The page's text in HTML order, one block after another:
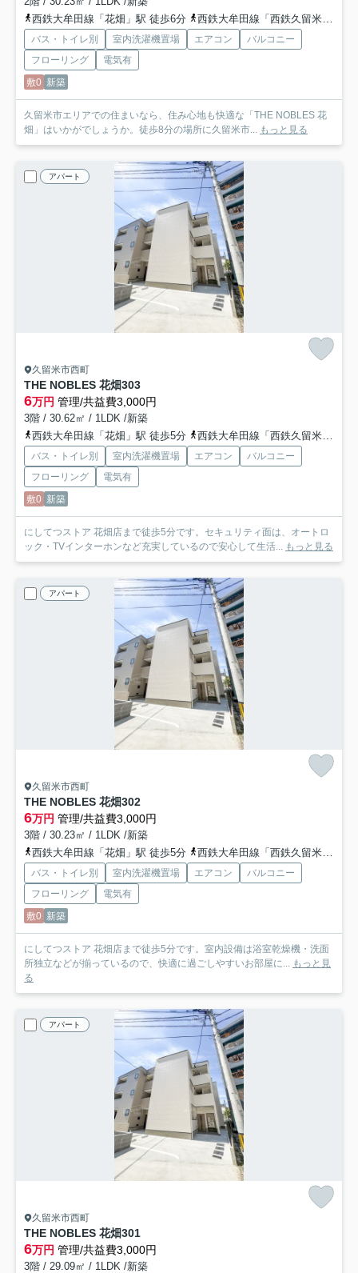
西鉄大牟田線「花畑」駅 徒歩6分
西鉄大牟田線「西鉄久留米」駅 徒歩10分
バス・トイレ別 室内洗濯機置場 エアコン
バルコニー
フローリング
電気有
敷0 新築
久留米市エリアでの住まいなら、住み心地も快適な「THE NOBLES 花
畑」はいかがでしょうか。徒歩8分の場所に久留米市...
もっと見る
アパート
久留米市西町
THE NOBLES 花畑303
6万円 管理/共益費3,000円
3階 / 30.62㎡ / 1LDK /新築
西鉄大牟田線「花畑」駅 徒歩5分
西鉄大牟田線「西鉄久留米」駅 徒歩10分
バス・トイレ別 室内洗濯機置場 エアコン
バルコニー
フローリング
電気有
敷0 新築
にしてつストア 花畑店まで徒歩5分です。セキュリティ面は、オートロ
ック・TVインターホンなど充実しているので安心して生活...
もっと見る
アパート
久留米市西町
THE NOBLES 花畑302
6万円 管理/共益費3,000円
3階 / 30.23㎡ / 1LDK /新築
西鉄大牟田線「花畑」駅 徒歩5分
西鉄大牟田線「西鉄久留米」駅 徒歩10分
バス・トイレ別 室内洗濯機置場 エアコン
バルコニー
フローリング
電気有
敷0 新築
にしてつストア 花畑店まで徒歩5分です。室内設備は浴室乾燥機・洗面
所独立などが揃っているので、快適に過ごしやすいお部屋に...
もっと見
る
アパート
久留米市西町
THE NOBLES 花畑301
6万円 管理/共益費3,000円
3階 / 29.09㎡ / 1LDK /新築